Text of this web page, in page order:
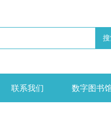
联系我们 数字图书